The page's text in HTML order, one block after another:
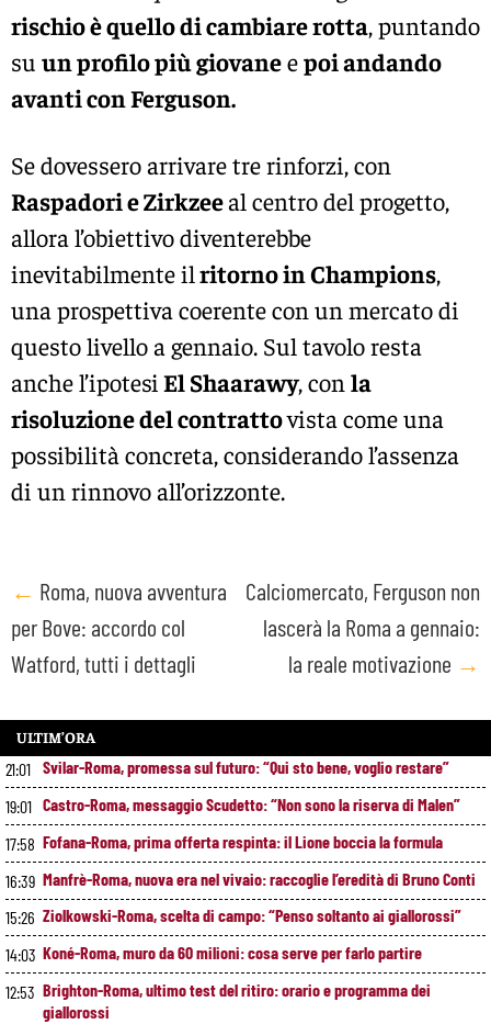
rischio è quello di cambiare rotta, puntando
su un profilo più giovaneepoi andando
avanti con Ferguson.
Se dovessero arrivare tre rinforzi, con
Raspadori e Zirkzeeal centro del progetto,
allora l’obiettivo diventerebbe
inevitabilmente ilritorno in Champions,
una prospettiva coerente con un mercato di
questo livello a gennaio. Sul tavolo resta
anche l’ipotesi El Shaarawy, con la
risoluzione del contrattovista come una
possibilità concreta, considerando l’assenza
di un rinnovo all’orizzonte.
Post
navigation
← Roma, nuova avventura
per Bove: accordo col
Watford, tutti i dettagli
Calciomercato, Ferguson non
lascerà la Roma a gennaio:
la reale motivazione →
ULTIM’ORA
21:01 Svilar-Roma, promessa sul futuro: “Qui sto bene, voglio restare”
19:01 Castro-Roma, messaggio Scudetto: “Non sono la riserva di Malen”
17:58 Fofana-Roma, prima offerta respinta: il Lione boccia la formula
16:39 Manfrè-Roma, nuova era nel vivaio: raccoglie l’eredità di Bruno Conti
15:26 Ziolkowski-Roma, scelta di campo: “Penso soltanto ai giallorossi”
14:03 Koné-Roma, muro da 60 milioni: cosa serve per farlo partire
12:53 Brighton-Roma, ultimo test del ritiro: orario e programma dei
giallorossi